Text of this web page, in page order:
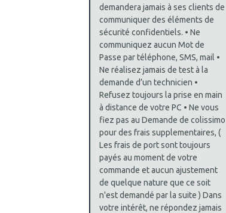
demandera jamais à ses clients de
communiquer des éléments de
sécurité confidentiels. • Ne
communiquez aucun Mot de
Passe par téléphone, SMS, mail •
Ne réalisez jamais de test à la
demande d’un technicien •
Refusez toujours la prise en main
à distance de votre PC • Ne vous
fiez pas au Demande de colissimo
pour des frais supplementaires, (
Les frais de port sont toujours
payés au moment de votre
commande et aucun ajustement
de quelque nature que ce soit
n'est demandé par la suite ) Dans
votre intérêt, ne répondez jamais